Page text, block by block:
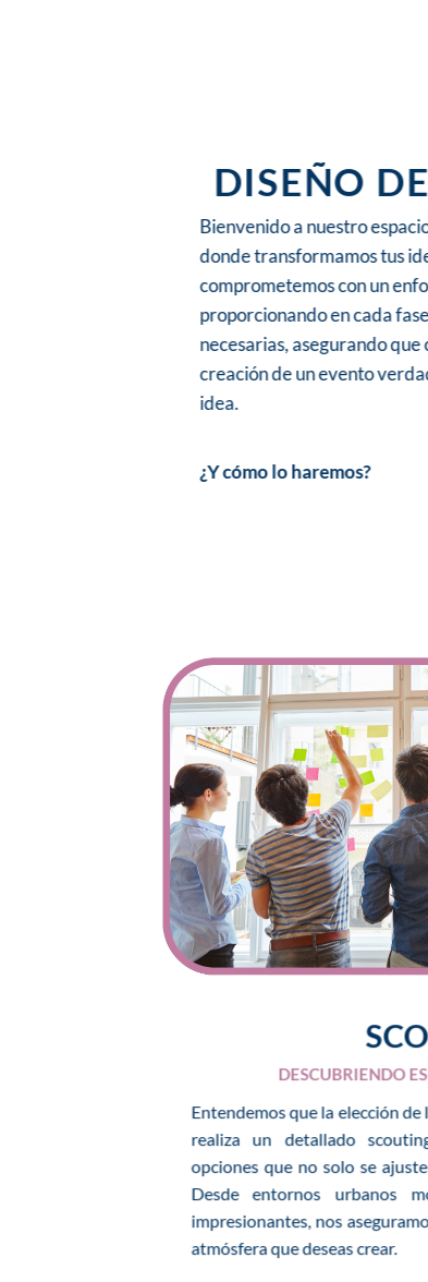
DISEÑO
Bienvenido a nuestro
donde transformamos tus
comprometemos con un
proporcionando en cada
necesarias, asegurando
creación de un evento
idea.
¿Y cómo lo haremos?
DESCUBRIENDO
Entendemos que la elección
realiza un detallado
opciones que no solo se
Desde entornos urbanos
impresionantes, nos
atmósfera que deseas crear.